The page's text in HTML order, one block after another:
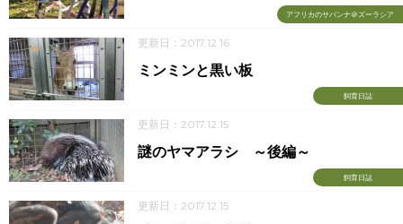
アフリカのサバンナ＠ズーラシア
更新日：2017.12.16
飼育日誌
ミンミンと黒い板
更新日：2017.12.15
飼育日誌
謎のヤマアラシ ～後編～
更新日：2017.12.15